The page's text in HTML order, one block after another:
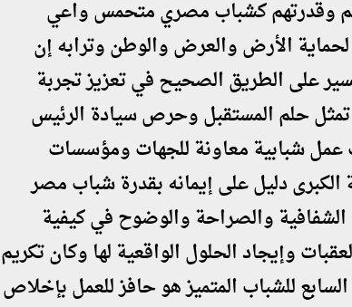
وقدرتهم كشباب مصري متحمس واعي
الأرض والعرض والوطن وترابه إن
على الطريق الصحيح في تعزيز تجربة
حلم المستقبل وحرص سيادة الرئيس
شبابية معاونة للجهات ومؤسسات
الكبرى دليل على إيمانه بقدرة شباب مصر
والصراحة والوضوح في كيفية
وإيجاد الحلول الواقعية لها وكان تكريم
للشباب المتميز هو حافز للعمل بإخلاص